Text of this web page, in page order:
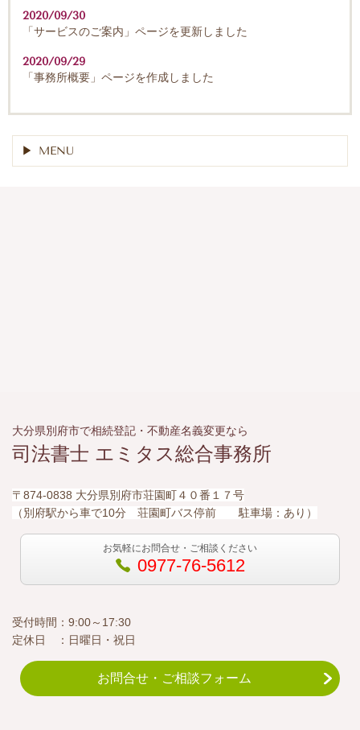
2020/09/30
「サービスのご案内」ページを更新しました
2020/09/29
「事務所概要」ページを作成しました
MENU
大分県別府市で相続登記・不動産名義変更なら
司法書士 エミタス総合事務所
〒874-0838 大分県別府市荘園町４０番１７号
（別府駅から車で10分 荘園町バス停前 駐車場：あり）
お気軽にお問合せ・ご相談ください
0977-76-5612
受付時間：9:00～17:30
定休日 ：日曜日・祝日
お問合せ・ご相談フォーム